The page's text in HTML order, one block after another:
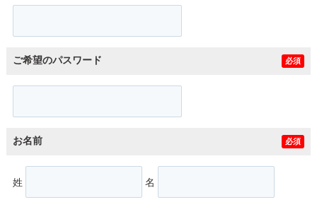
ご希望のパスワード 必須
お名前 必須
姓 名